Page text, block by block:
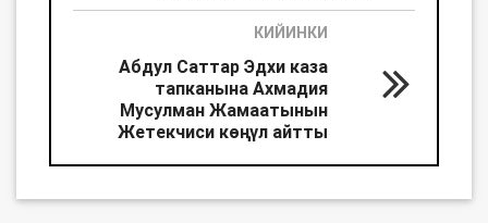
КИЙИНКИ
Абдул Саттар Эдхи каза
тапканына Ахмадия
Мусулман Жамаатынын
Жетекчиси көңүл айтты